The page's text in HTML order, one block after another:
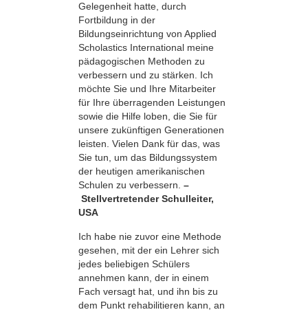
Gelegenheit hatte, durch
Fortbildung in der
Bildungseinrichtung von Applied
Scholastics International meine
pädagogischen Methoden zu
verbessern und zu stärken. Ich
möchte Sie und Ihre Mitarbeiter
für Ihre überragenden Leistungen
sowie die Hilfe loben, die Sie für
unsere zukünftigen Generationen
leisten. Vielen Dank für das, was
Sie tun, um das Bildungssystem
der heutigen amerikanischen
Schulen zu verbessern. –
Stellvertretender Schulleiter,
USA
Ich habe nie zuvor eine Methode
gesehen, mit der ein Lehrer sich
jedes beliebigen Schülers
annehmen kann, der in einem
Fach versagt hat, und ihn bis zu
dem Punkt rehabilitieren kann, an